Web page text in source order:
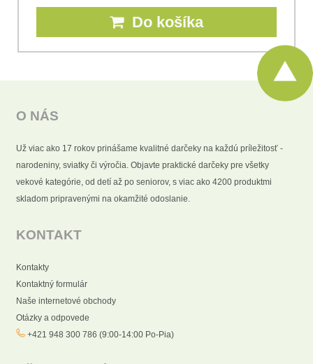
Do košíka
O NÁS
Už viac ako 17 rokov prinášame kvalitné darčeky na každú príležitosť -
narodeniny, sviatky či výročia. Objavte praktické darčeky pre všetky
vekové kategórie, od detí až po seniorov, s viac ako 4200 produktmi
skladom pripravenými na okamžité odoslanie.
KONTAKT
Kontakty
Kontaktný formulár
Naše internetové obchody
Otázky a odpovede
+421 948 300 786 (9:00-14:00 Po-Pia)